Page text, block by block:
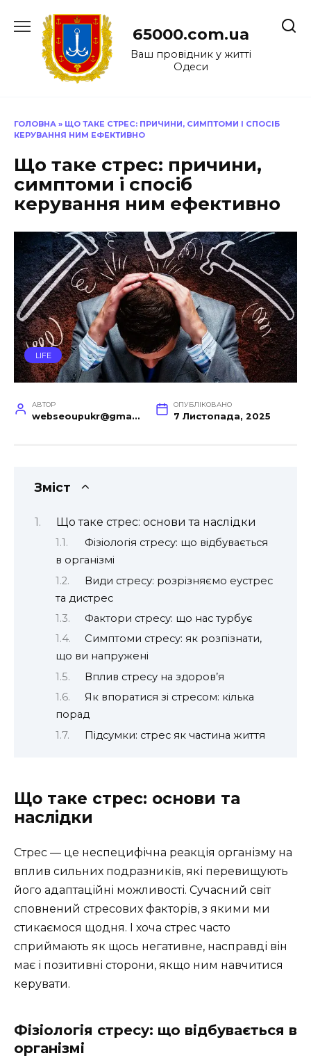
до
65000.com.ua
Ваш провідник у житті
Одеси
ГОЛОВНА » ЩО ТАКЕ СТРЕС: ПРИЧИНИ, СИМПТОМИ І СПОСІБ
КЕРУВАННЯ НИМ ЕФЕКТИВНО
Що таке стрес: причини,
симптоми і спосіб
керування ним ефективно
LIFE
АВТОР
webseoupukr@gmail.com
ОПУБЛІКОВАНО
7 Листопада, 2025
Зміст
Що таке стрес: основи та наслідки
Фізіологія стресу: що відбувається
в організмі
Види стресу: розрізняємо еустрес
та дистрес
Фактори стресу: що нас турбує
Симптоми стресу: як розпізнати,
що ви напружені
Вплив стресу на здоров’я
Як впоратися зі стресом: кілька
порад
Підсумки: стрес як частина життя
Що таке стрес: основи та
наслідки
Стрес — це неспецифічна реакція організму на
вплив сильних подразників, які перевищують
його адаптаційні можливості. Сучасний світ
сповнений стресових факторів, з якими ми
стикаємося щодня. І хоча стрес часто
сприймають як щось негативне, насправді він
має і позитивні сторони, якщо ним навчитися
керувати.
Фізіологія стресу: що відбувається в
організмі